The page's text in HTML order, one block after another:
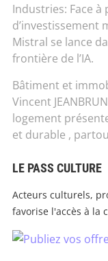
Industries: Face à
d’investissement
Mistral se lance
frontière de l’IA.
Bâtiment et
Vincent
logement
et durable ,
LE PASS CULTURE
Acteurs culturels,
favorise l'accès à la